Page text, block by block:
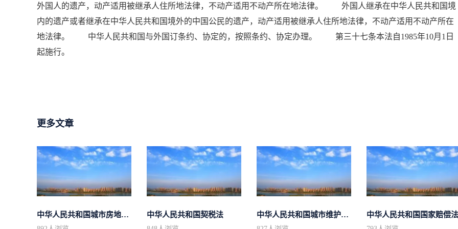
外国人的遗产，动产适用被继承人住所地法律，不动产适用不动产所在地法律。 外国人继承在中华人民共和国境
内的遗产或者继承在中华人民共和国境外的中国公民的遗产，动产适用被继承人住所地法律，不动产适用不动产所在
地法律。 中华人民共和国与外国订条约、协定的，按照条约、协定办理。 第三十七条本法自1985年10月1日
起施行。
更多文章
中华人民共和国城市房地产管理法 中华人民共和国契税法 中华人民共和国城市维护建设税法 中华人民共和国国家赔偿法